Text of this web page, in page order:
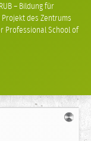
– Bildung für
des Zentrums
Professional School of